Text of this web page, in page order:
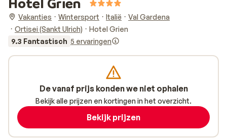
Vakanties Wintersport Italië
Val Gardena
Ortisei (Sankt Ulrich)
Hotel Grien
9.3 Fantastisch 5 ervaringen
De vanaf prijs konden we niet ophalen
Bekijk alle prijzen en kortingen in het overzicht.
Bekijk prijzen